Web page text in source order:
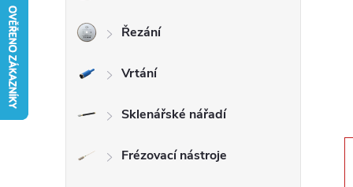
a
n
n
Řezání
Vrtání
Sklenářské nářadí
Frézovací nástroje